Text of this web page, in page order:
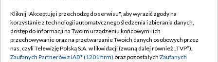
TVP
Abonament TVP
Emisja w TVP
Regulamin TVP
Polityka prywatności
Kliknij "Akceptuję i przechodzę do serwisu", aby wyrazić zgody na
korzystanie z technologii automatycznego śledzenia i zbierania danych,
dostęp do informacji na Twoim urządzeniu końcowym i ich
przechowywanie oraz na przetwarzanie Twoich danych osobowych przez
nas, czyli Telewizję Polską S.A. w likwidacji (zwaną dalej również „TVP”),
Zaufanych Partnerów z IAB* (1201 firm) oraz pozostałych Zaufanych